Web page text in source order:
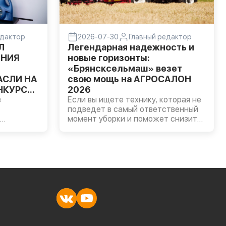
НА
2026-07-30 Главный редактор
Легендарная надежность и
новые горизонты:
«Брянсксельмаш» везет
свою мощь на АГРОСАЛОН
2026
Если вы ищете технику, которая не
подведет в самый ответственный
момент уборки и поможет снизить
«Брянсксельмаш». В этом году
генерального директора Андрея
Шилина привезет на выставку
решения, которые задают новые